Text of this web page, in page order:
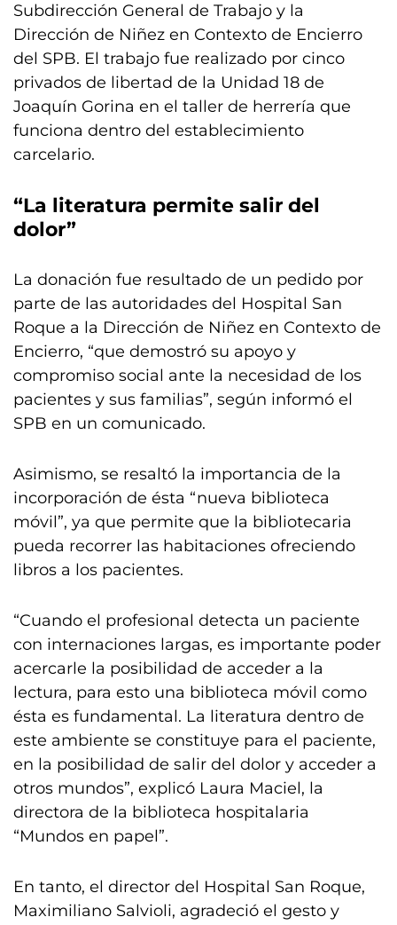
Subdirección General de Trabajo y la
Dirección de Niñez en Contexto de Encierro
del SPB. El trabajo fue realizado por cinco
privados de libertad de la Unidad 18 de
Joaquín Gorina en el taller de herrería que
funciona dentro del establecimiento
carcelario.
“La literatura permite salir del
dolor”
La donación fue resultado de un pedido por
parte de las autoridades del Hospital San
Roque a la Dirección de Niñez en Contexto de
Encierro, “que demostró su apoyo y
compromiso social ante la necesidad de los
pacientes y sus familias”, según informó el
SPB en un comunicado.
Asimismo, se resaltó la importancia de la
incorporación de ésta “nueva biblioteca
móvil”, ya que permite que la bibliotecaria
pueda recorrer las habitaciones ofreciendo
libros a los pacientes.
“Cuando el profesional detecta un paciente
con internaciones largas, es importante poder
acercarle la posibilidad de acceder a la
lectura, para esto una biblioteca móvil como
ésta es fundamental. La literatura dentro de
este ambiente se constituye para el paciente,
en la posibilidad de salir del dolor y acceder a
otros mundos”, explicó Laura Maciel, la
directora de la biblioteca hospitalaria
“Mundos en papel”.
En tanto, el director del Hospital San Roque,
Maximiliano Salvioli, agradeció el gesto y